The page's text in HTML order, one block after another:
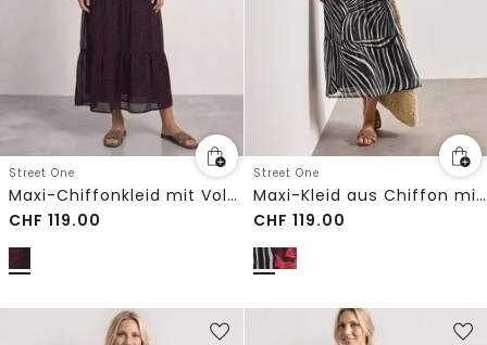
Street One
Maxi-Chiffonkleid mit Volants und Print
CHF 119.00
Street One
Maxi-Kleid aus Chiffon mit Print
CHF 119.00